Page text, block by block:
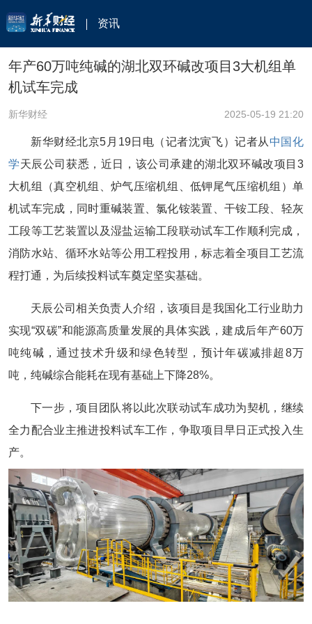
资讯
年产60万吨纯碱的湖北双环碱改项目3大机组单
机试车完成
新华财经 2025-05-19 21:20
新华财经北京5月19日电（记者沈寅飞）记者从 中国化
学天辰公司获悉，近日，该公司承建的湖北双环碱改项目3
大机组（真空机组、炉气压缩机组、低钾尾气压缩机组）单
机试车完成，同时重碱装置、氯化铵装置、干铵工段、轻灰
工段等工艺装置以及湿盐运输工段联动试车工作顺利完成，
消防水站、循环水站等公用工程投用，标志着全项目工艺流
程打通，为后续投料试车奠定坚实基础。
天辰公司相关负责人介绍，该项目是我国化工行业助力
实现“双碳”和能源高质量发展的具体实践，建成后年产60万
吨纯碱，通过技术升级和绿色转型，预计年碳减排超8万
吨，纯碱综合能耗在现有基础上下降28%。
下一步，项目团队将以此次联动试车成功为契机，继续
全力配合业主推进投料试车工作，争取项目早日正式投入生
产。